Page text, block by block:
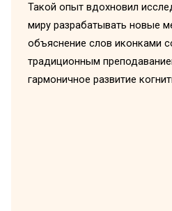
Такой опыт вдохновил
миру разрабатывать новые
объяснение слов иконками
традиционным
гармоничное развитие